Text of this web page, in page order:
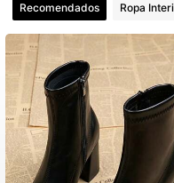
4.88 372
372
Recomendados Ropa